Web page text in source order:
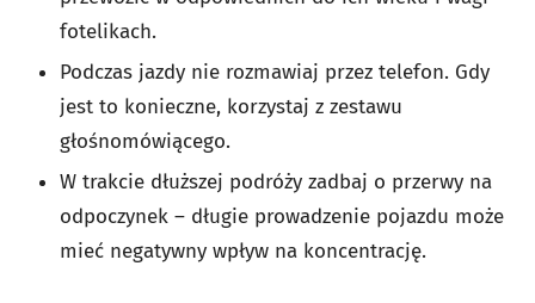
fotelikach.
Podczas jazdy nie rozmawiaj przez telefon. Gdy
jest to konieczne, korzystaj z zestawu
głośnomówiącego.
W trakcie dłuższej podróży zadbaj o przerwy na
odpoczynek – długie prowadzenie pojazdu może
mieć negatywny wpływ na koncentrację.